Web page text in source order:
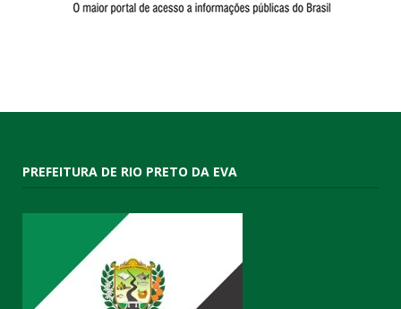
PREFEITURA DE RIO PRETO DA EVA